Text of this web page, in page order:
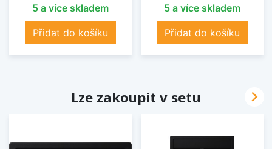
5 a více skladem
Přidat do košíku
5 a více skladem
Přidat do košíku
Lze zakoupit v setu 